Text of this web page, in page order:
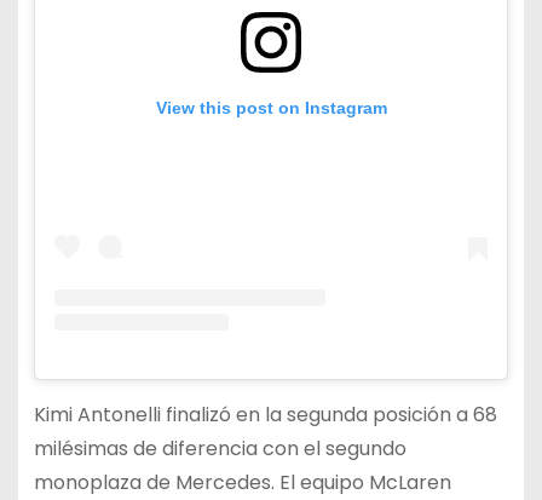
View this post on Instagram
Kimi Antonelli finalizó en la segunda posición a 68
milésimas de diferencia con el segundo
monoplaza de Mercedes. El equipo McLaren